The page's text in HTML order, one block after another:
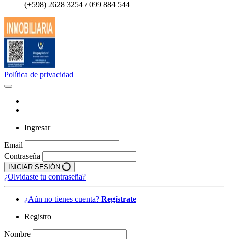
(+598) 2628 3254 / 099 884 544
Política de privacidad
Ingresar
Email
Contraseña
INICIAR SESIÓN
¿Olvidaste tu contraseña?
¿Aún no tienes cuenta? Regístrate
Registro
Nombre